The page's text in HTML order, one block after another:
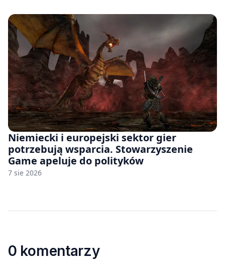
Niemiecki i europejski sektor gier
potrzebują wsparcia. Stowarzyszenie
Game apeluje do polityków
7 sie 2026
0 komentarzy